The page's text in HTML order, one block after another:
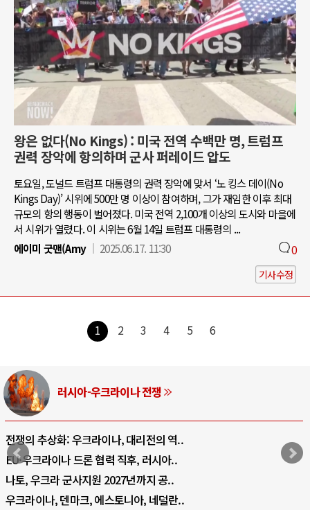
왕은 없다(No Kings) : 미국 전역 수백만 명, 트럼프
권력 장악에 항의하며 군사 퍼레이드 압도
토요일, 도널드 트럼프 대통령의 권력 장악에 맞서 ‘노 킹스 데이(No
Kings Day)’ 시위에 500만 명 이상이 참여하며, 그가 재임한 이후 최대
규모의 항의 행동이 벌어졌다. 미국 전역 2,100개 이상의 도시와 마을에
서 시위가 열렸다. 이 시위는 6월 14일 트럼프 대통령의 ...
에이미 굿맨(Amy
2025.06.17. 11:30 0
기사수정
1 2 3 4 5 6
러시아-우크라이나 전쟁
전쟁의 추상화: 우크라이나, 대리전의 역..
EU·우크라이나 드론 협력 직후, 러시아..
나토, 우크라 군사지원 2027년까지 공..
우크라이나, 덴마크, 에스토니아, 네덜란..